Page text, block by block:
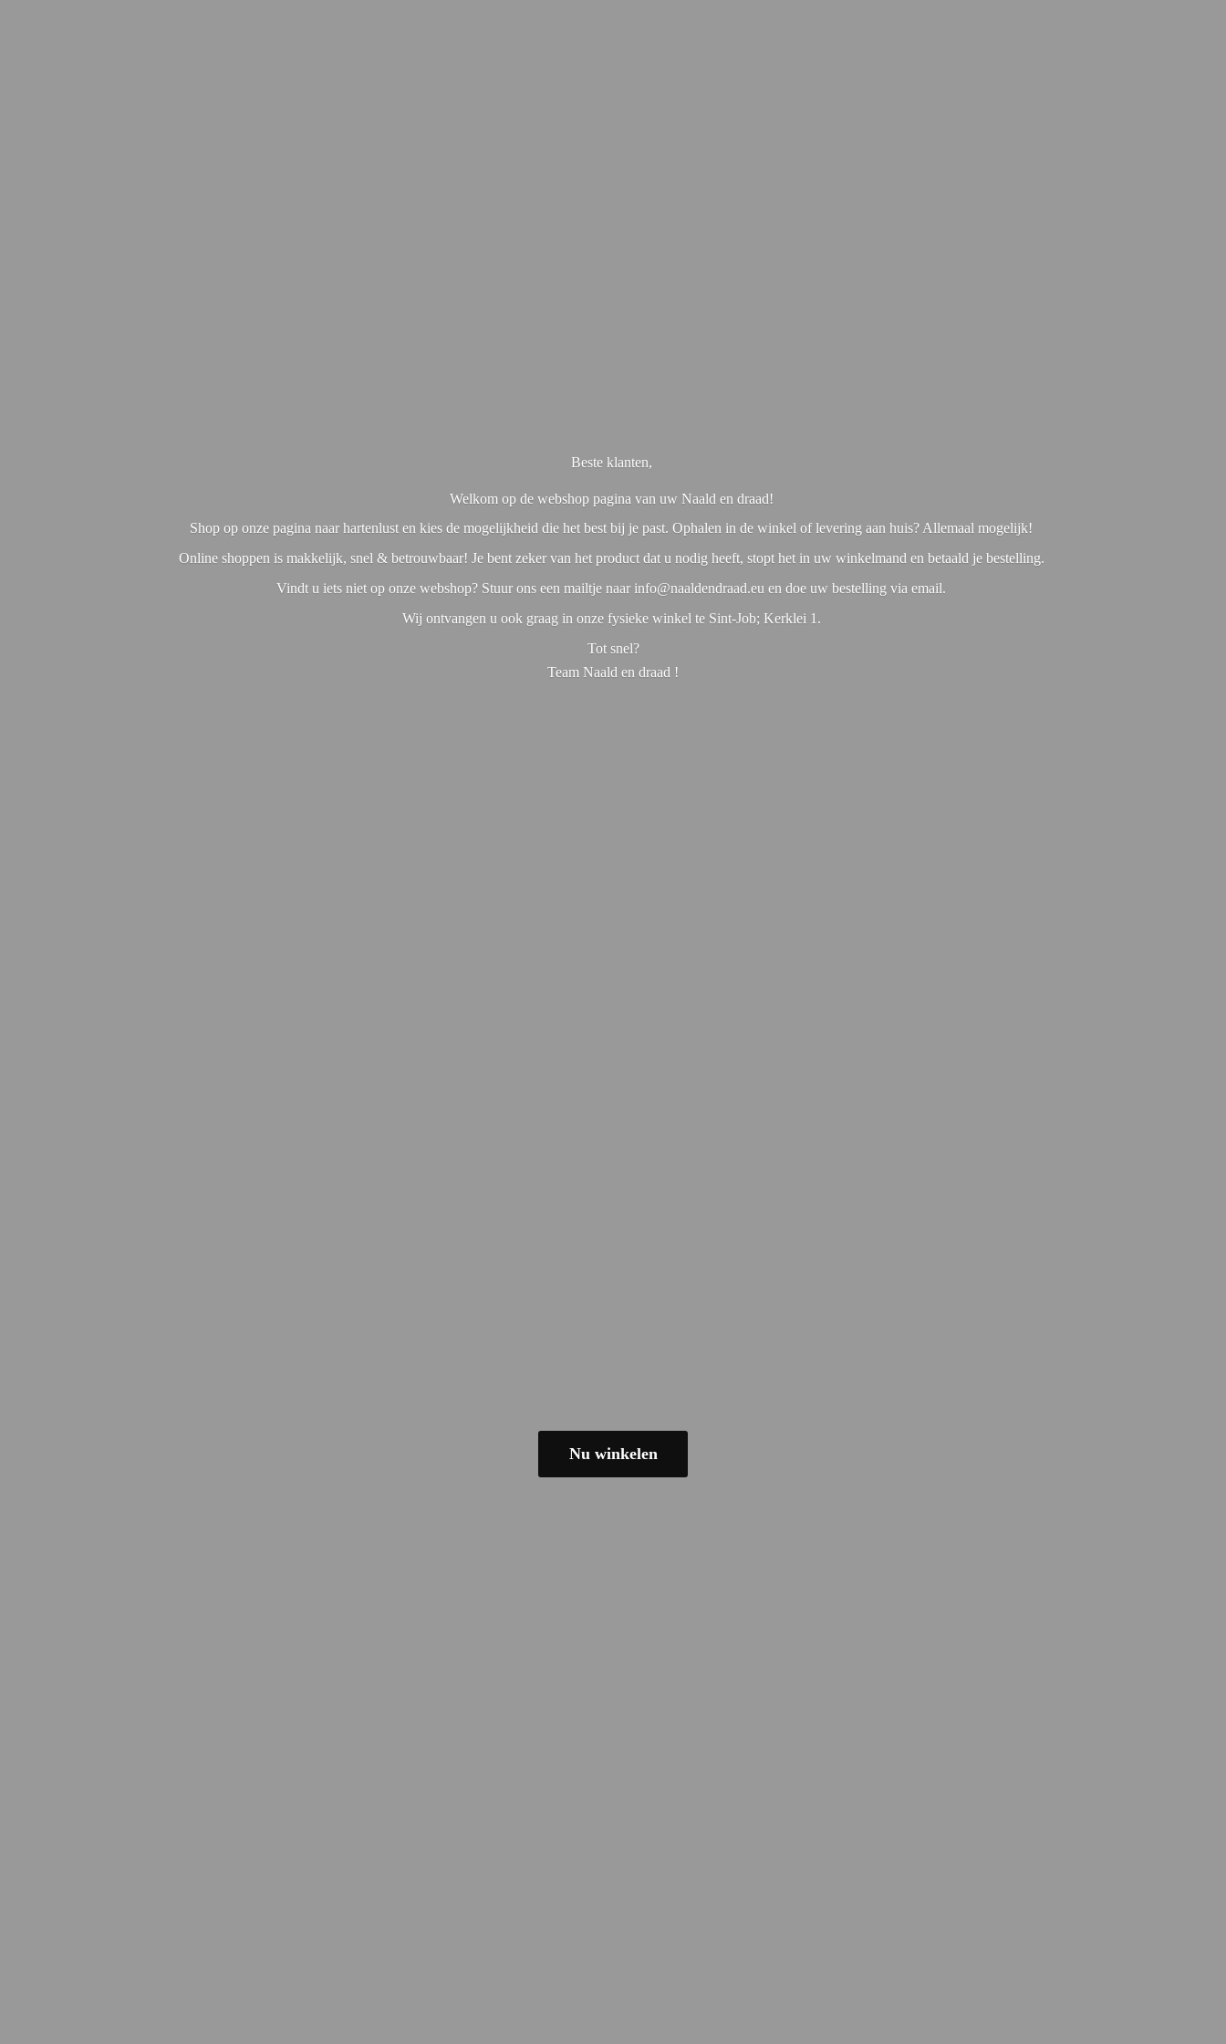
Beste klanten,
Welkom op de webshop pagina van uw Naald en draad!
Shop op onze pagina naar hartenlust en kies de mogelijkheid die het best bij je past. Ophalen in de winkel of levering aan huis? Allemaal mogelijk!
Online shoppen is makkelijk, snel & betrouwbaar! Je bent zeker van het product dat u nodig heeft, stopt het in uw winkelmand en betaald je bestelling.
Vindt u iets niet op onze webshop? Stuur ons een mailtje naar info@naaldendraad.eu en doe uw bestelling via email.
Wij ontvangen u ook graag in onze fysieke winkel te Sint-Job; Kerklei 1.
Tot snel?
Team Naald en draad !
Nu winkelen